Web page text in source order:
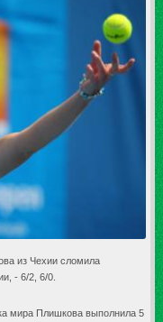
из Чехии сломила
- 6/2, 6/0.
мира Плишкова выполнила 5